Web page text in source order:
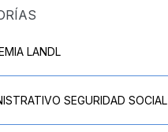
LANDL
SEGURIDAD SOCIAL